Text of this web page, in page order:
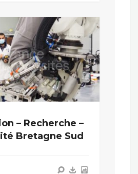
– Recherche –
Bretagne Sud